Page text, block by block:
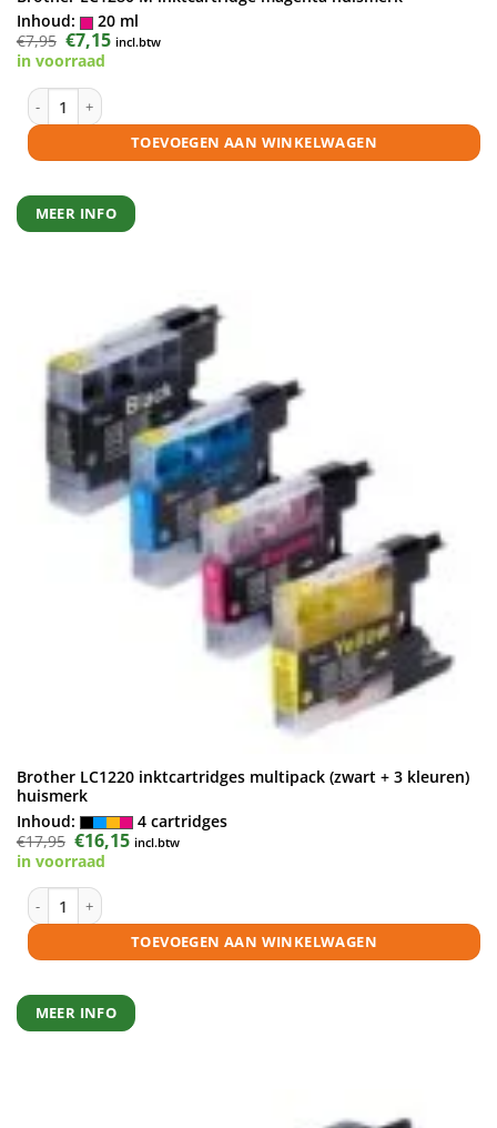
Inhoud:
20 ml
€7,95 Oorspronkelijke
prijs
was:
€7,15Huidige
prijs
incl.btw
in voorraad
Brother LC1280 M inktcartridge magenta huismerk aantal
TOEVOEGEN AAN WINKELWAGEN
MEER INFO
Brother LC1220 inktcartridges multipack (zwart + 3 kleuren)
huismerk
Inhoud:
4 cartridges
€17,95 Oorspronkelijke
prijs
was:
€16,15Huidige
prijs
incl.btw
in voorraad
Brother LC1220 inktcartridges multipack (zwart + 3 kleuren) huismerk
TOEVOEGEN AAN WINKELWAGEN
MEER INFO